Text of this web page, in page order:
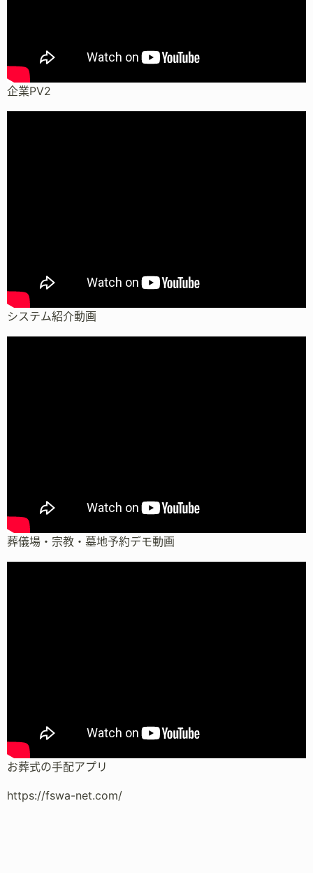
企業PV2
システム紹介動画
葬儀場・宗教・墓地予約デモ動画
お葬式の手配アプリ
https://fswa-net.com/